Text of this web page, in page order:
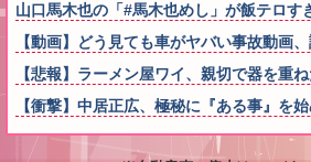
山口馬木也の「#馬木也めし」が飯テロ
【動画】どう見ても車がヤバい事故動画
【悲報】ラーメン屋ワイ、親切で器を
【衝撃】中居正広、極秘に『ある事』を